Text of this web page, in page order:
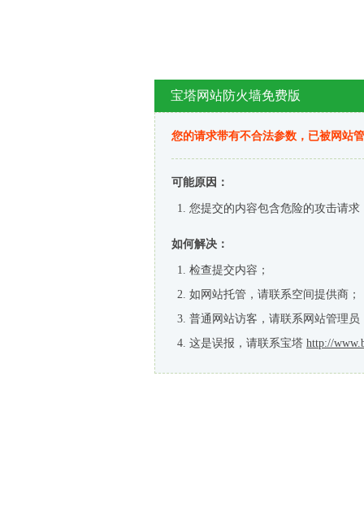
宝塔网站防火墙免费版
您的请求带有不合法参数，已被网站
可能原因：
您提交的内容包含危险的攻击请求
如何解决：
检查提交内容；
如网站托管，请联系空间提供商；
普通网站访客，请联系网站管理员
这是误报，请联系宝塔 http://